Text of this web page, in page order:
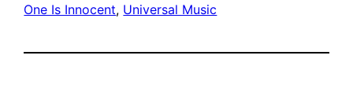
One Is Innocent, Universal Music